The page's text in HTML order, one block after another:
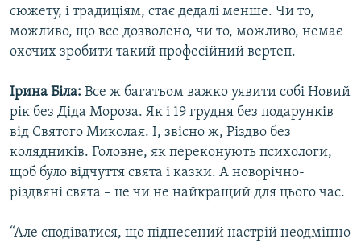
сюжету, і традиціям, стає дедалі менше. Чи то,
можливо, що все дозволено, чи то, можливо, немає
охочих зробити такий професійний вертеп.
Ірина Біла: Все ж багатьом важко уявити собі Новий
рік без Діда Мороза. Як і 19 грудня без подарунків
від Святого Миколая. І, звісно ж, Різдво без
колядників. Головне, як переконують психологи,
щоб було відчуття свята і казки. А новорічно-
різдвяні свята – це чи не найкращий для цього час.
“Але сподіватися, що піднесений настрій неодмінно